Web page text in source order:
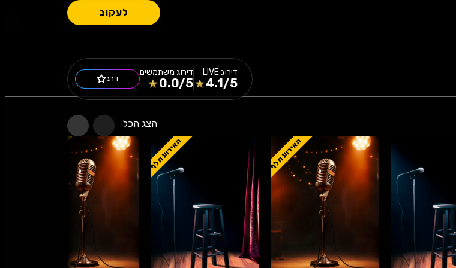
לעקוב
דירוג
4.1/5
דירוג משתמשים
0.0/5 דרג
הצג הכל
האירוע חלף האירוע חלף